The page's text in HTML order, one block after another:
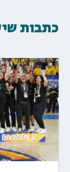
כתבות